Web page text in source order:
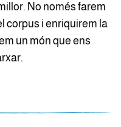
No només farem
corpus i enriquirem la
un món que ens